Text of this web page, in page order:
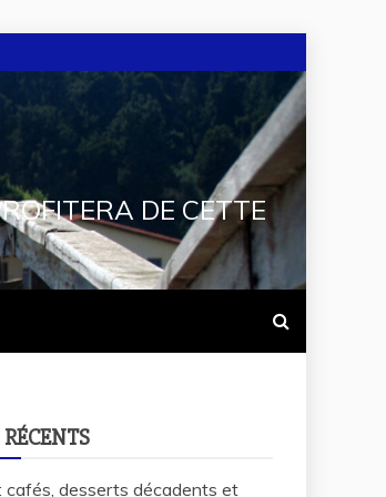
DE CETTE
cafés, desserts décadents et